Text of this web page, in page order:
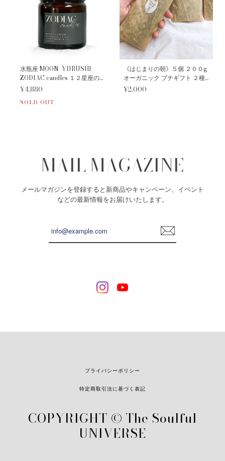
水瓶座 MOON -YURUSHI-
ZODIAC candles １２星座の
守護石キャンドル
¥4,880
SOLD OUT
《はじまりの朝》５個 ２００g
オーガニック プチギフト ２種
の ハーバル バスポプリ
¥2,000
MAIL MAGAZINE
メールマガジンを登録すると新商品やキャンペーン、イベント
などの最新情報をお届けいたします。
登
録
プライバシーポリシー
特定商取引法に基づく表記
COPYRIGHT © The Soulful
UNIVERSE